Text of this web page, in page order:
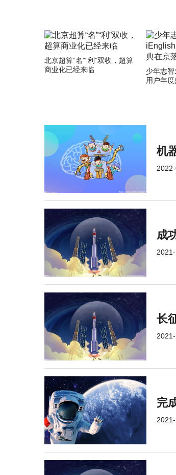
北京超算“名”“利”双收，超算
商业化已经来临
少年志
用户年
机
成
长
完